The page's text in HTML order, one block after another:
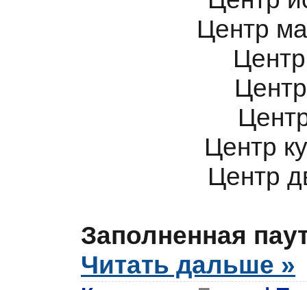
Центр
Центр
Центр
Заполненная
Читать дальше »